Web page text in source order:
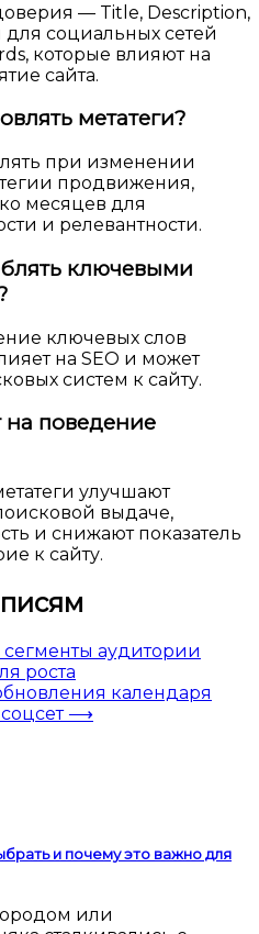
— Title, Description,
для социальных сетей
которые влияют на
сайта.
метатеги?
при изменении
продвижения,
месяцев для
и релевантности.
ключевыми
ключевых слов
на SEO и может
систем к сайту.
на поведение
улучшают
выдаче,
и снижают показатель
к сайту.
аудитории
роста
календаря
⟶
и почему это важно для